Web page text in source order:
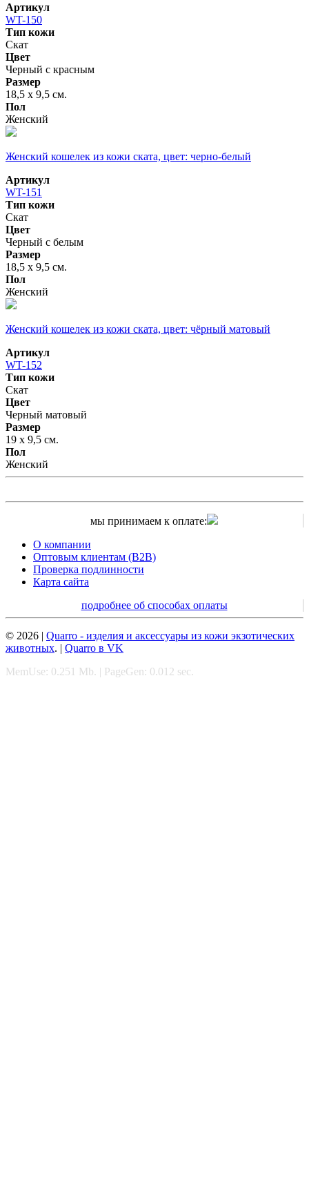
Артикул
WT-150
Тип кожи
Скат
Цвет
Черный с красным
Размер
18,5 х 9,5 см.
Пол
Женский
Женский кошелек из кожи ската, цвет: черно-белый
Артикул
WT-151
Тип кожи
Скат
Цвет
Черный с белым
Размер
18,5 х 9,5 см.
Пол
Женский
Женский кошелек из кожи ската, цвет: чёрный матовый
Артикул
WT-152
Тип кожи
Скат
Цвет
Черный матовый
Размер
19 х 9,5 см.
Пол
Женский
мы принимаем к оплате:
О компании
Оптовым клиентам (B2B)
Проверка подлинности
Карта сайта
подробнее об способах оплаты
© 2026 | Quarro - изделия и аксессуары из кожи экзотических
животных. | Quarro в VK
MemUse: 0.251 Mb. | PageGen: 0.012 sec.